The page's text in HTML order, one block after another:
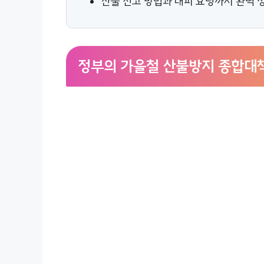
정부의 가을철 산불방지 종합대